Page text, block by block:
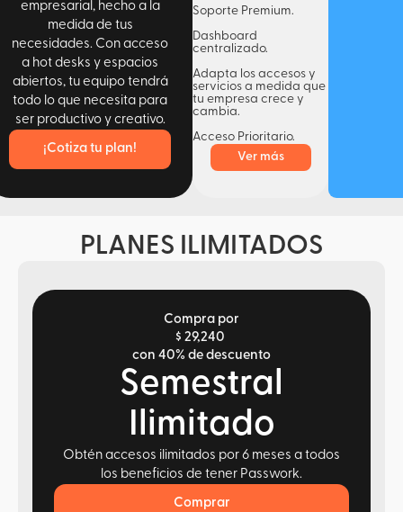
empresarial, hecho a la
medida de tus
necesidades. Con acceso
a hot desks y espacios
abiertos, tu equipo tendrá
todo lo que necesita para
ser productivo y creativo.
¡Cotiza tu plan!
Soporte Premium.
Dashboard
centralizado.
Adapta los accesos y
servicios a medida que
tu empresa crece y
cambia.
Acceso Prioritario.
Ver más
PLANES ILIMITADOS
Compra por
$ 29,240
con 40% de descuento
Semestral
Ilimitado
Obtén accesos ilimitados por 6 meses a todos
los beneficios de tener Passwork.
Comprar